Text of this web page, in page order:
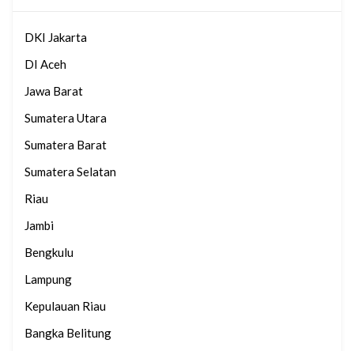
DKI Jakarta
DI Aceh
Jawa Barat
Sumatera Utara
Sumatera Barat
Sumatera Selatan
Riau
Jambi
Bengkulu
Lampung
Kepulauan Riau
Bangka Belitung